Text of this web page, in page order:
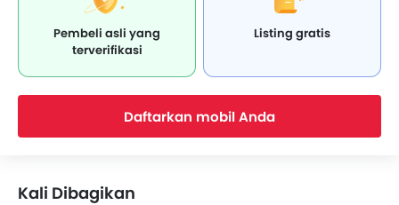
Pembeli asli yang
terverifikasi
Listing gratis
Daftarkan mobil Anda
Kali Dibagikan